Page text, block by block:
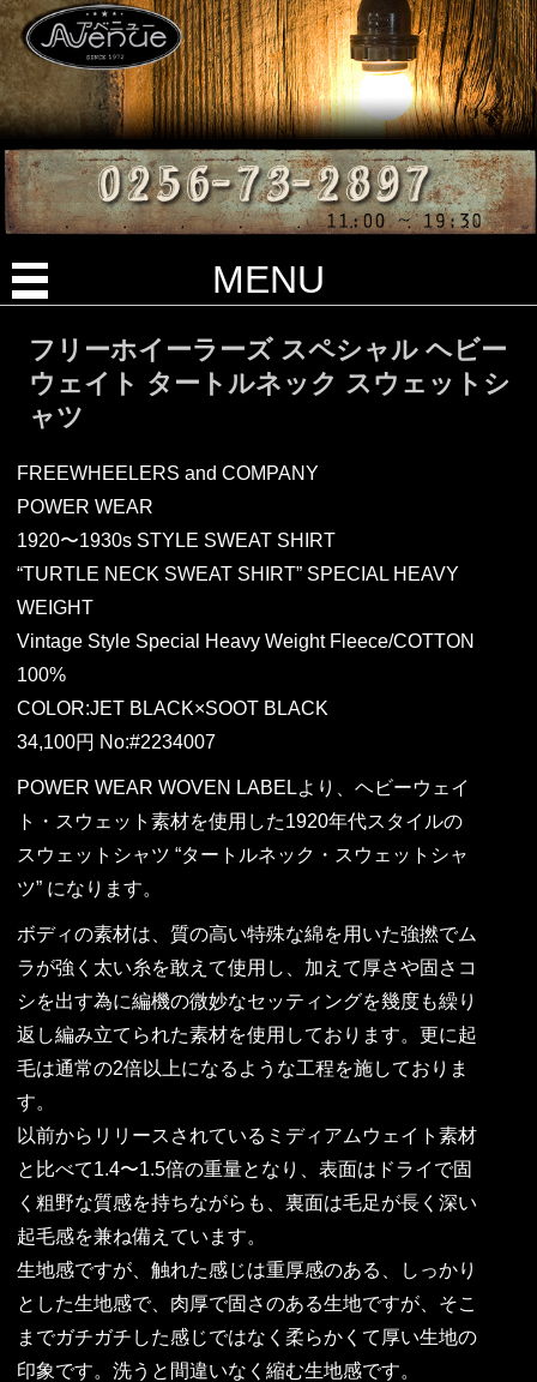
MENU
フリーホイーラーズ スペシャル ヘビー
ウェイト タートルネック スウェットシ
ャツ
FREEWHEELERS and COMPANY
POWER WEAR
1920〜1930s STYLE SWEAT SHIRT
“TURTLE NECK SWEAT SHIRT” SPECIAL HEAVY
WEIGHT
Vintage Style Special Heavy Weight Fleece/COTTON
100%
COLOR:JET BLACK×SOOT BLACK
34,100円 No:#2234007
POWER WEAR WOVEN LABELより、ヘビーウェイ
ト・スウェット素材を使用した1920年代スタイルの
スウェットシャツ “タートルネック・スウェットシャ
ツ” になります。
ボディの素材は、質の高い特殊な綿を用いた強撚でム
ラが強く太い糸を敢えて使用し、加えて厚さや固さコ
シを出す為に編機の微妙なセッティングを幾度も繰り
返し編み立てられた素材を使用しております。更に起
毛は通常の2倍以上になるような工程を施しておりま
す。
以前からリリースされているミディアムウェイト素材
と比べて1.4〜1.5倍の重量となり、表面はドライで固
く粗野な質感を持ちながらも、裏面は毛足が長く深い
起毛感を兼ね備えています。
生地感ですが、触れた感じは重厚感のある、しっかり
とした生地感で、肉厚で固さのある生地ですが、そこ
までガチガチした感じではなく柔らかくて厚い生地の
印象です。洗うと間違いなく縮む生地感です。